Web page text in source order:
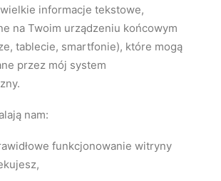
informacje tekstowe,
na Twoim urządzeniu końcowym
tablecie, smartfonie), które mogą
przez mój system
nam:
funkcjonowanie witryny